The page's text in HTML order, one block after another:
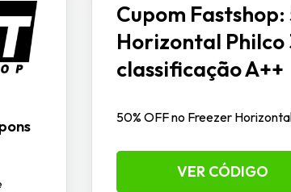
Cupom Fastshop:
Horizontal Philco
classificação A++
50% OFF no Freezer
VER CÓDIGO